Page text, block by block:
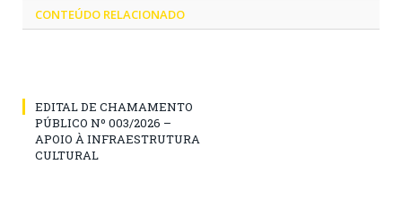
CONTEÚDO RELACIONADO
EDITAL DE CHAMAMENTO
PÚBLICO Nº 003/2026 –
APOIO À INFRAESTRUTURA
CULTURAL